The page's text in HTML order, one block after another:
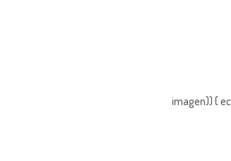
imagen)) {